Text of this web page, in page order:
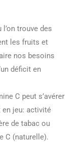
trouve des
les fruits et
nos besoins
déficit en
C peut s’avérer
jeu: activité
de tabac ou
C (naturelle).